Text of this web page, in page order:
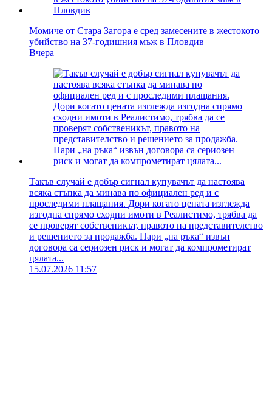
Момиче от Стара Загора е сред замесените в жестокото
убийство на 37-годишния мъж в Пловдив
Вчера
Такъв случай е добър сигнал купувачът да настоява
всяка стъпка да минава по официален ред и с
проследими плащания. Дори когато цената изглежда
изгодна спрямо сходни имоти в Реалистимо, трябва да
се проверят собственикът, правото на представителство
и решението за продажба. Пари „на ръка“ извън
договора са сериозен риск и могат да компрометират
цялата...
15.07.2026 11:57